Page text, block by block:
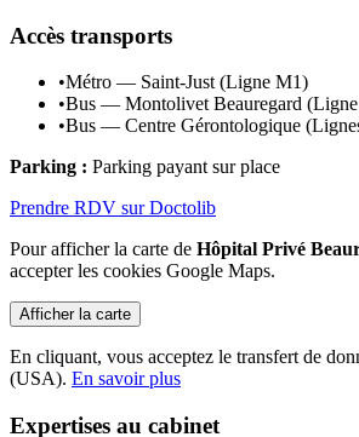
Accès transports
•Métro — Saint-Just (Ligne M1)
•Bus — Montolivet Beauregard
•Bus — Centre Gérontologique
Parking : Parking payant sur place
Prendre RDV sur Doctolib
Pour afficher la carte de Hôpital Privé
accepter les cookies Google Maps.
Afficher la carte
En cliquant, vous acceptez le transfert de
(USA). En savoir plus
Expertises au cabinet